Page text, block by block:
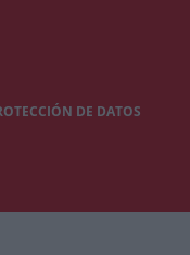
DE DATOS